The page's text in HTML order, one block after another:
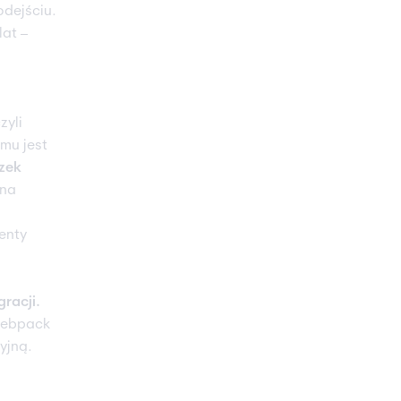
–
jest